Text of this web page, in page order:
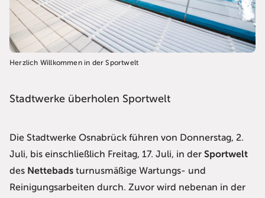
Herzlich Willkommen in der Sportwelt
Stadtwerke überholen Sportwelt
Die Stadtwerke Osnabrück führen von Donnerstag, 2.
Juli, bis einschließlich Freitag, 17. Juli, in der Sportwelt
des Nettebads turnusmäßige Wartungs- und
Reinigungsarbeiten durch. Zuvor wird nebenan in der